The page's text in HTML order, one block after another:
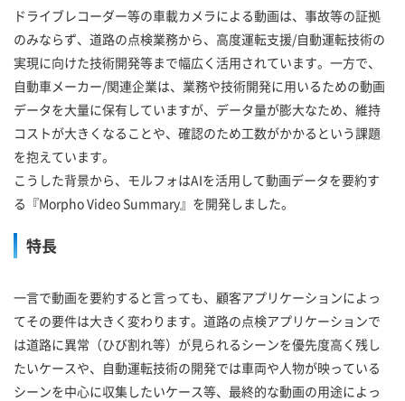
ドライブレコーダー等の車載カメラによる動画は、事故等の証拠
のみならず、道路の点検業務から、高度運転支援/自動運転技術の
実現に向けた技術開発等まで幅広く活用されています。一方で、
自動車メーカー/関連企業は、業務や技術開発に用いるための動画
データを大量に保有していますが、データ量が膨大なため、維持
コストが大きくなることや、確認のため工数がかかるという課題
を抱えています。
こうした背景から、モルフォはAIを活用して動画データを要約す
る『Morpho Video Summary』を開発しました。
特長
一言で動画を要約すると言っても、顧客アプリケーションによっ
てその要件は大きく変わります。道路の点検アプリケーションで
は道路に異常（ひび割れ等）が見られるシーンを優先度高く残し
たいケースや、自動運転技術の開発では車両や人物が映っている
シーンを中心に収集したいケース等、最終的な動画の用途によっ